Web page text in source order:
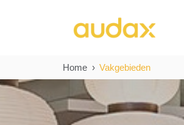
Home Vakgebieden